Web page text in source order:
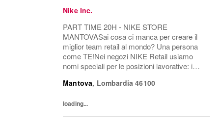
Nike Inc.
PART TIME 20H - NIKE STORE
MANTOVASai cosa ci manca per creare il
miglior team retail al mondo? Una persona
come TE!Nei negozi NIKE Retail usiamo
nomi speciali per le posizioni lavorative: i
"Head Coach", i loro assistenti "Assistant
Mantova, Lombardia 46100
loading...